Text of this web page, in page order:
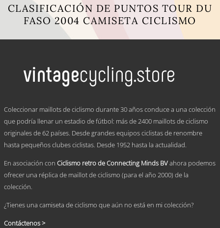
CLASIFICACIÓN DE PUNTOS TOUR DU
FASO 2004 CAMISETA CICLISMO
variantes.
opciones
pueden
en
la
página
producto
Coleccionar maillots de ciclismo durante 30 años conduce a una colección
que podría llenar un estadio de fútbol: más de 2400 maillots de ciclismo
originales de 62 países. Desde grandes equipos ciclistas de renombre
hasta pequeños clubes ciclistas. Desde 1952 hasta la actualidad.
En asociación con Ciclismo retro de Connecting Minds BVahora podemos
ofrecer una réplica de maillot de ciclismo (para el año 2000) de la
colección.
¿Tienes una camiseta de ciclismo que aún no está en mi colección?
Contáctenos >